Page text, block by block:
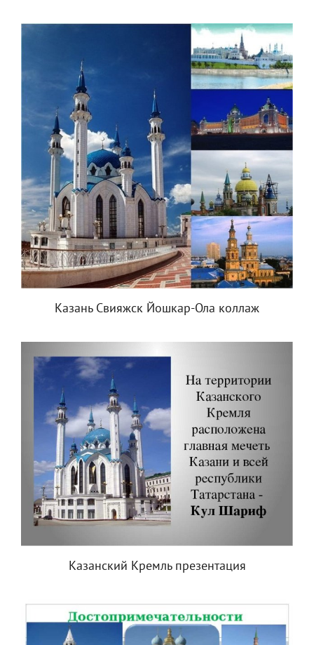
Казань Свияжск Йошкар-Ола коллаж
Казанский Кремль презентация